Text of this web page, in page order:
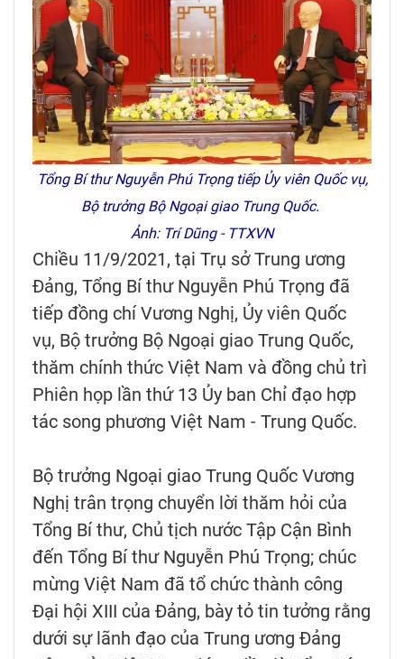
Tổng Bí thư Nguyễn Phú Trọng tiếp Ủy viên Quốc vụ,
Bộ trưởng Bộ Ngoại giao Trung Quốc.
Ảnh: Trí Dũng - TTXVN
Chiều 11/9/2021, tại Trụ sở Trung ương
Đảng, Tổng Bí thư Nguyễn Phú Trọng đã
tiếp đồng chí Vương Nghị, Ủy viên Quốc
vụ, Bộ trưởng Bộ Ngoại giao Trung Quốc,
thăm chính thức Việt Nam và đồng chủ trì
Phiên họp lần thứ 13 Ủy ban Chỉ đạo hợp
tác song phương Việt Nam - Trung Quốc.
Bộ trưởng Ngoại giao Trung Quốc Vương
Nghị trân trọng chuyển lời thăm hỏi của
Tổng Bí thư, Chủ tịch nước Tập Cận Bình
đến Tổng Bí thư Nguyễn Phú Trọng; chúc
mừng Việt Nam đã tổ chức thành công
Đại hội XIII của Đảng, bày tỏ tin tưởng rằng
dưới sự lãnh đạo của Trung ương Đảng